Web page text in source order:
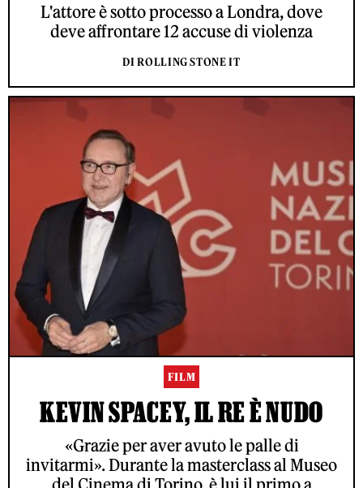
L'attore è sotto processo a Londra, dove
deve affrontare 12 accuse di violenza
DI ROLLING STONE IT
FILM
KEVIN SPACEY, IL RE È NUDO
«Grazie per aver avuto le palle di
invitarmi». Durante la masterclass al Museo